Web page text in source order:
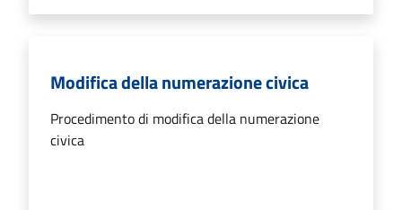
Modifica della numerazione civica
Procedimento di modifica della numerazione
civica